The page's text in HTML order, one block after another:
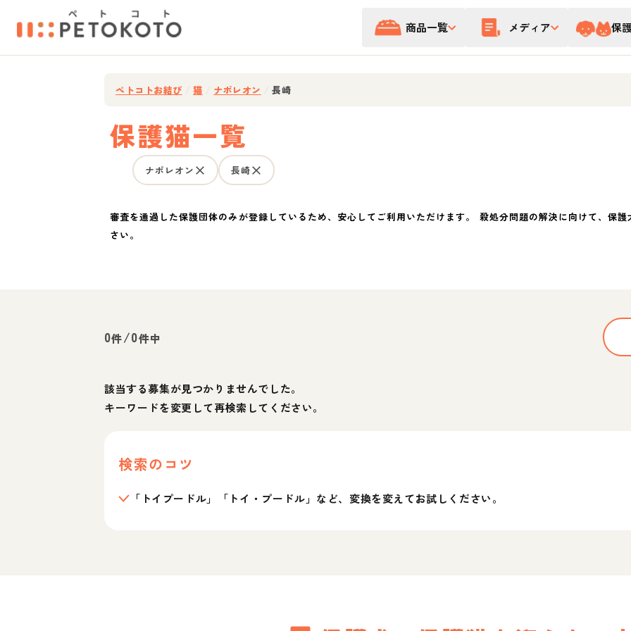
商品一覧 メディア 保
ペトコトお結び 猫 ナポレオン 長崎
保護猫一覧
ナポレオン 長崎
審査を通過した保護団体のみが登録しているため、安心してご利用いただけます。 殺処分問題の解決に向けて、保
さい。
0件/0件中
該当する募集が見つかりませんでした。
キーワードを変更して再検索してください。
検索のコツ
「トイプードル」「トイ・プードル」など、変換を変えてお試しください。